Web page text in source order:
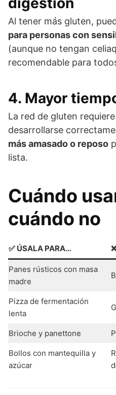
Al tener más gluten,
para personas con
(aunque no tengan
recomendable para
4. Mayor
La red de gluten
desarrollarse
más amasado o reposo
lista.
Cuándo
cuándo no
✅ ÚSALA PARA…
Panes rústicos con masa
madre
Pizza de fermentación
lenta
Brioche y panettone
Bollos con mantequilla y
azúcar